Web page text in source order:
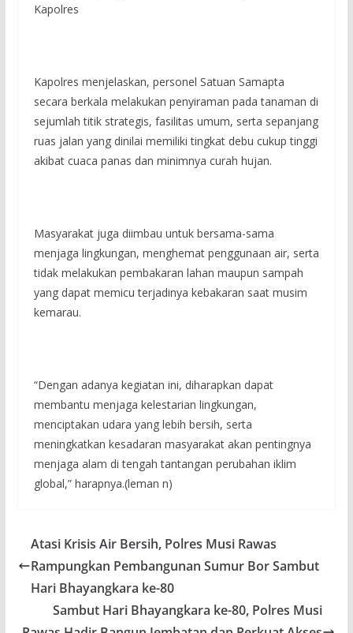
Kapolres
Kapolres menjelaskan, personel Satuan Samapta
secara berkala melakukan penyiraman pada tanaman di
sejumlah titik strategis, fasilitas umum, serta sepanjang
ruas jalan yang dinilai memiliki tingkat debu cukup tinggi
akibat cuaca panas dan minimnya curah hujan.
Masyarakat juga diimbau untuk bersama-sama
menjaga lingkungan, menghemat penggunaan air, serta
tidak melakukan pembakaran lahan maupun sampah
yang dapat memicu terjadinya kebakaran saat musim
kemarau.
“Dengan adanya kegiatan ini, diharapkan dapat
membantu menjaga kelestarian lingkungan,
menciptakan udara yang lebih bersih, serta
meningkatkan kesadaran masyarakat akan pentingnya
menjaga alam di tengah tantangan perubahan iklim
global,” harapnya.(leman n)
Atasi Krisis Air Bersih, Polres Musi Rawas
Rampungkan Pembangunan Sumur Bor Sambut
Hari Bhayangkara ke-80
Sambut Hari Bhayangkara ke-80, Polres Musi